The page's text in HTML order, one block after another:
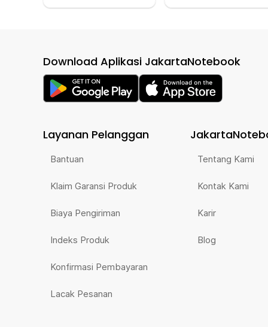
Download Aplikasi JakartaNotebook
Layanan Pelanggan
Bantuan
Klaim Garansi Produk
Biaya Pengiriman
Indeks Produk
Konfirmasi Pembayaran
Lacak Pesanan
Tentang Kami
Kontak Kami
Karir
Blog